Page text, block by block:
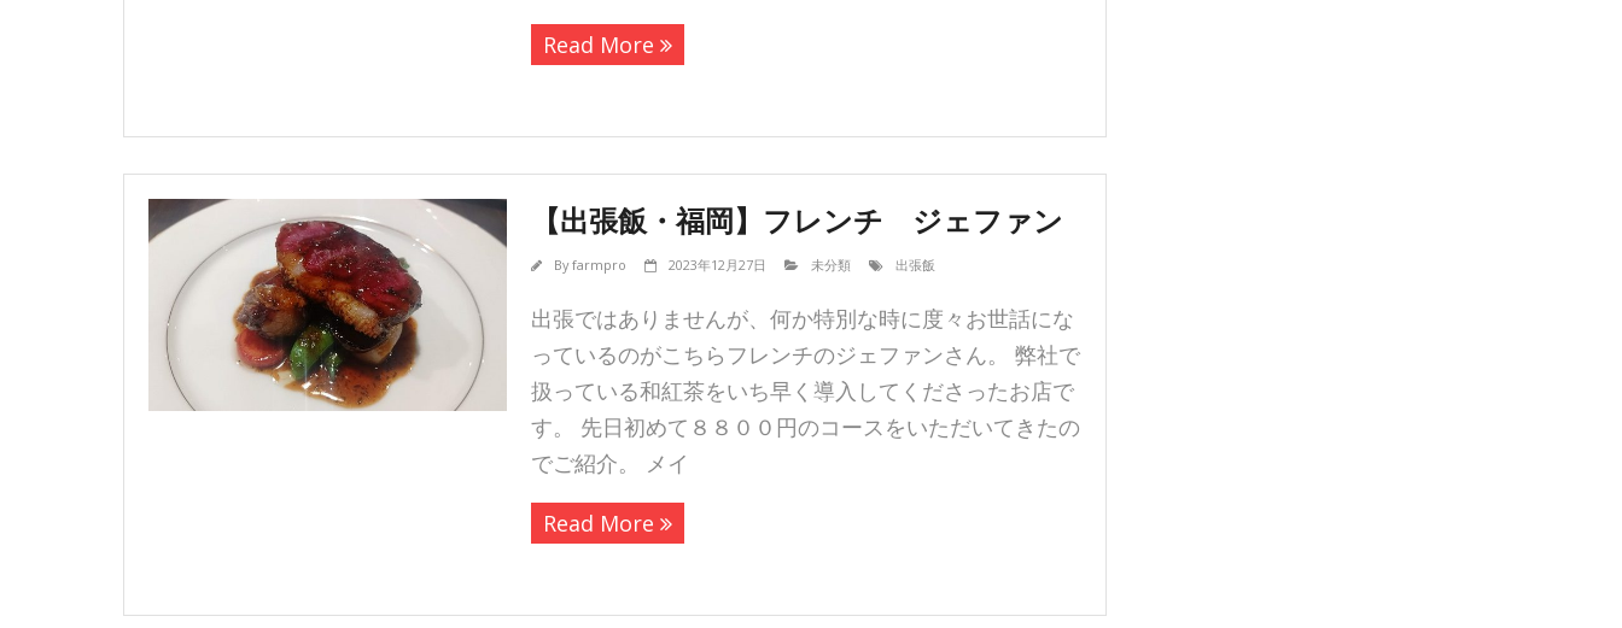
Read More
【出張飯・福岡】フレンチ ジェファン
Byfarmpro 2023年12月27日 未分類 出張飯
出張ではありませんが、何か特別な時に度々お世話にな
っているのがこちらフレンチのジェファンさん。 弊社で
扱っている和紅茶をいち早く導入してくださったお店で
す。 先日初めて８８００円のコースをいただいてきたの
でご紹介。 メイ
Read More